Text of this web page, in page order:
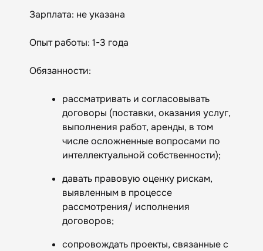
Зарплата: не указана
Опыт работы: 1-3 года
Обязанности:
рассматривать и согласовывать
договоры (поставки, оказания услуг,
выполнения работ, аренды, в том
числе осложненные вопросами по
интеллектуальной собственности);
давать правовую оценку рискам,
выявленным в процессе
рассмотрения/ исполнения
договоров;
сопровождать проекты, связанные с